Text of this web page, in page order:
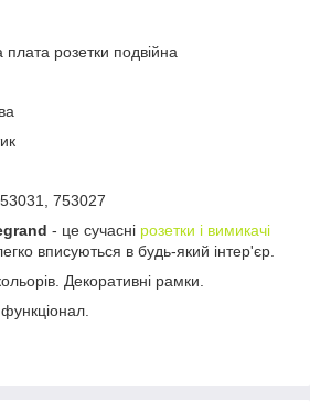
розетки подвійна
753027
- це сучасні розетки і вимикачі
вписуються в будь-який інтер'єр.
Декоративні рамки.